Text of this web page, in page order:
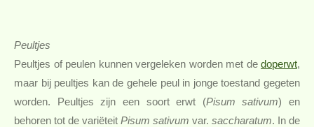
Peultjes
Peultjes of peulen kunnen vergeleken worden met de doperwt,
maar bij peultjes kan de gehele peul in jonge toestand gegeten
worden. Peultjes zijn een soort erwt (Pisum sativum) en
behoren tot de variëteit Pisum sativum var. saccharatum. In de